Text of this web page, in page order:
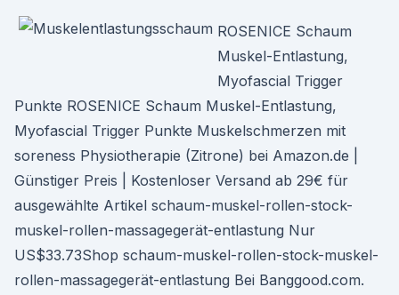
ROSENICE Schaum
Muskel-Entlastung,
Myofascial Trigger
Punkte ROSENICE Schaum Muskel-Entlastung,
Myofascial Trigger Punkte Muskelschmerzen mit
soreness Physiotherapie (Zitrone) bei Amazon.de |
Günstiger Preis | Kostenloser Versand ab 29€ für
ausgewählte Artikel schaum-muskel-rollen-stock-
muskel-rollen-massagegerät-entlastung Nur
US$33.73Shop schaum-muskel-rollen-stock-muskel-
rollen-massagegerät-entlastung Bei Banggood.com.